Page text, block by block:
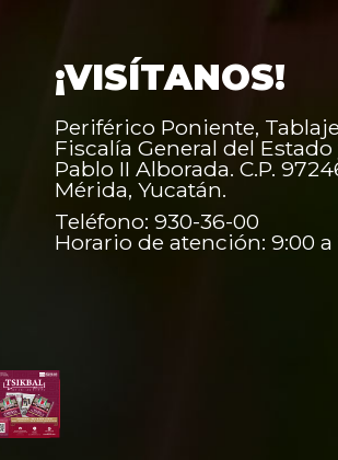
¡VISÍTANOS!
Periférico Poniente,
Fiscalía General del
Pablo II Alborada. C.P.
Mérida, Yucatán.
Teléfono: 930-36-00
Horario de atención: 9:00 a